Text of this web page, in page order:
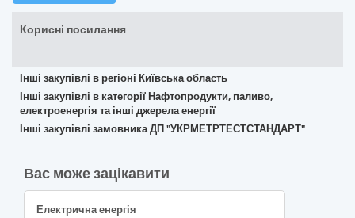
Корисні посилання
Інші закупівлі в регіоні Київська область
Інші закупівлі в категорії Нафтопродукти, паливо,
електроенергія та інші джерела енергії
Інші закупівлі замовника ДП "УКРМЕТРТЕСТСТАНДАРТ"
Вас може зацікавити
Електрична енергія